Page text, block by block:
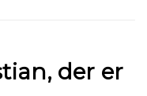
der er